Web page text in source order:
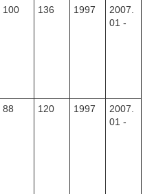
100 136 1997
2007.
01 -
88 120 1997
2007.
01 -